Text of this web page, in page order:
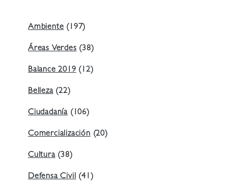
Ambiente (197)
Áreas Verdes (38)
Balance 2019 (12)
Belleza(22)
Ciudadanía (106)
Comercialización (20)
Cultura(38)
Defensa Civil (41)